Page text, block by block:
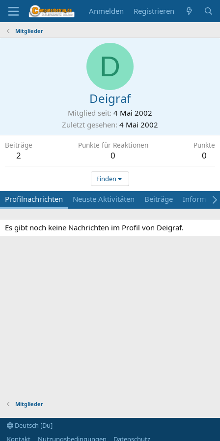
Anmelden Registrieren
Mitglieder
D
Deigraf
Mitglied seit 4 Mai 2002
Zuletzt gesehen 4 Mai 2002
Beiträge
2
Punkte für Reaktionen
0
Punkte
0
Finden
Profilnachrichten Neuste Aktivitäten Beiträge
Es gibt noch keine Nachrichten im Profil von Deigraf.
Mitglieder
Deutsch [Du]
Kontakt
Nutzungsbedingungen Datenschutz